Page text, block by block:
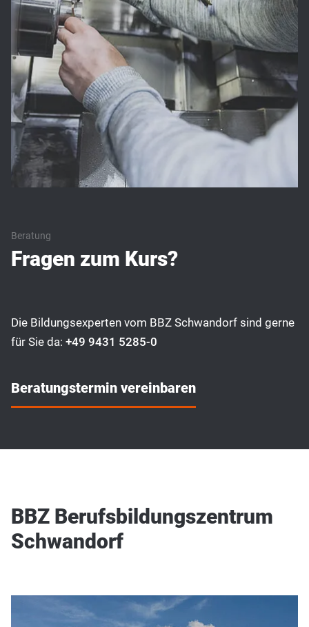
Beratung
Fragen zum Kurs?
Die Bildungsexperten vom BBZ Schwandorf sind gerne
für Sie da: +49 9431 5285-0
Beratungstermin vereinbaren
BBZ Berufsbildungszentrum
Schwandorf